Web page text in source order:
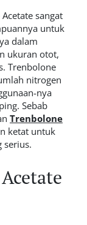
sangat
untuk
dalam
ukuran otot,
Trenbolone
nitrogen
nya
Sebab
Trenbolone
ketat untuk
serius.